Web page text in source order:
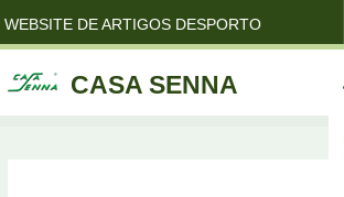
WEBSITE DE ARTIGOS DESPORTO
CASA SENNA